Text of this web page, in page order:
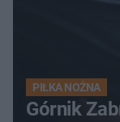
PIŁKA NOŻNA
Górnik